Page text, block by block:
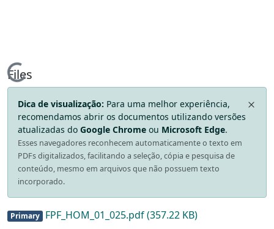
Loading...
Files
Dica de visualização: Para uma melhor experiência,
recomendamos abrir os documentos utilizando versões
atualizadas do Google Chrome ou Microsoft Edge.
Esses navegadores reconhecem automaticamente o texto em
PDFs digitalizados, facilitando a seleção, cópia e pesquisa de
conteúdo, mesmo em arquivos que não possuem texto
incorporado.
Primary FPF_HOM_01_025.pdf(357.22 KB)